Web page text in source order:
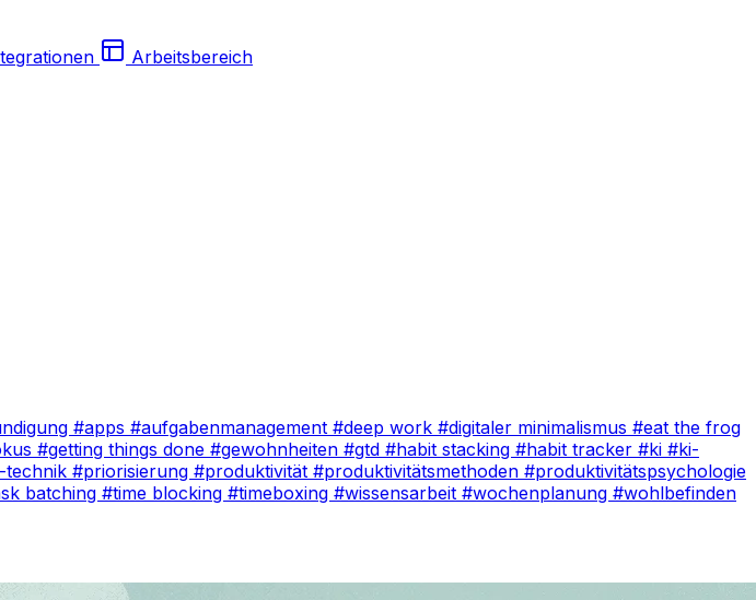
Arbeitsbereich
#apps #aufgabenmanagement #deep work #digitaler minimalismus #eat the frog
#getting things done #gewohnheiten #gtd #habit stacking #habit tracker #ki #ki-
technik #priorisierung #produktivität #produktivitätsmethoden #produktivitätspsychologie
batching #time blocking #timeboxing #wissensarbeit #wochenplanung #wohlbefinden